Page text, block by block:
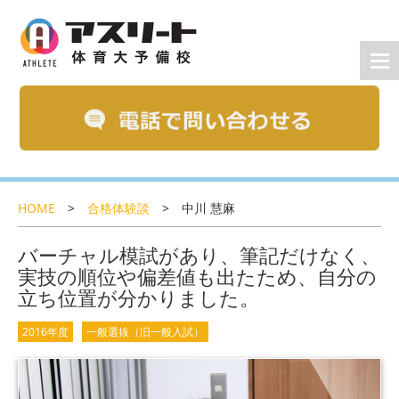
HOME > 合格体験談 > 中川 慧麻
バーチャル模試があり、筆記だけなく、
実技の順位や偏差値も出たため、自分の
立ち位置が分かりました。
2016年度 一般選抜（旧一般入試）